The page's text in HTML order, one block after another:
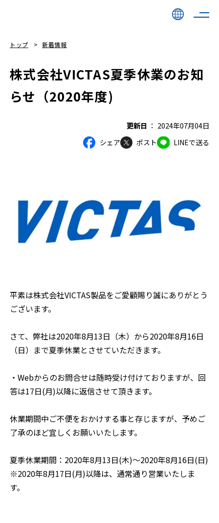
トップ 新着情報
株式会社VICTAS夏季休業のお知
らせ（2020年度)
更新日 2024年07月04日
シェア ポスト LINEで送る
平素は株式会社VICTAS製品をご愛顧賜り誠にありがとう
ございます。
さて、弊社は2020年8月13日（木）から2020年8月16日
（日）まで夏季休業とさせていただきます。
・Webからのお問合せは随時受け付けておりますが、回
答は17日(月)以降に返信させて頂きます。
休業期間中ご不便をおかけする事と存じますが、予めご
了承のほど宜しくお願いいたします。
夏季休業期間：2020年8月13日(木)～2020年8月16日(日)
※2020年8月17日(月)以降は、通常通り営業いたしま
す。